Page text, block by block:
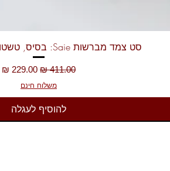
תצוגה מהירה סט צמד מברשות Saie: בסיס, טשטוש וקיבוע מושלם
מחיר רגיל מחיר מבצע
משלוח חינם
להוסיף לעגלה